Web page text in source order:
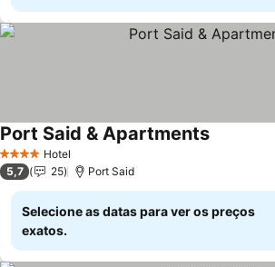
4 EstrelasHotel
Port Said & ApartmentsVer preços
5,7 25 Port Said
Selecione as datas para ver os preços
exatos.